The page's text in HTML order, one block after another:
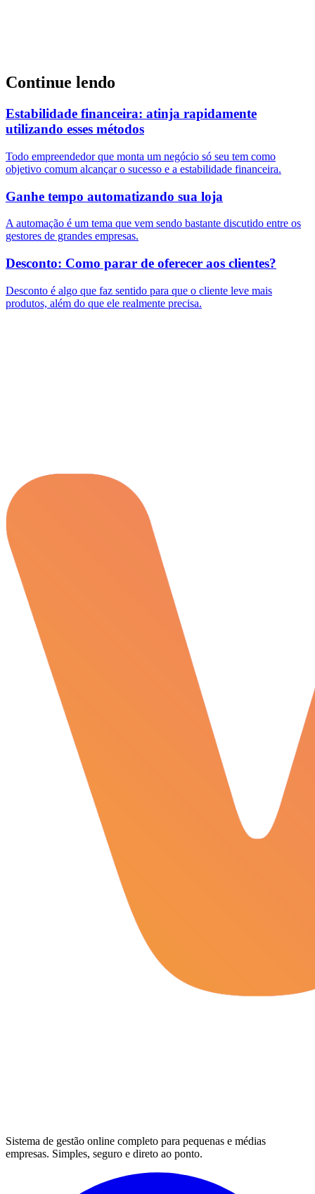
Continue lendo
Estabilidade financeira: atinja rapidamente
utilizando esses métodos
Todo empreendedor que monta um negócio só seu tem como
objetivo comum alcançar o sucesso e a estabilidade financeira.
Ganhe tempo automatizando sua loja
A automação é um tema que vem sendo bastante discutido entre os
gestores de grandes empresas.
Desconto: Como parar de oferecer aos clientes?
Desconto é algo que faz sentido para que o cliente leve mais
produtos, além do que ele realmente precisa.
Sistema de gestão online completo para pequenas e médias
empresas. Simples, seguro e direto ao ponto.